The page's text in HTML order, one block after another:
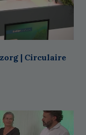
| Circulaire